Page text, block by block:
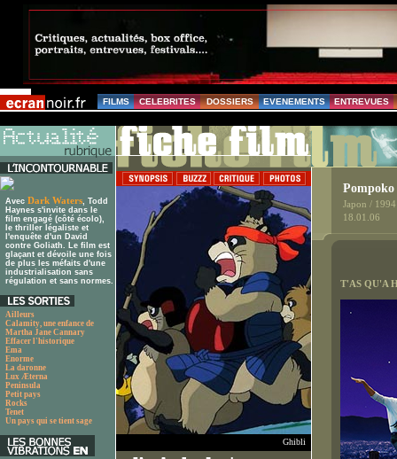
FILMS CELEBRITES DOSSIERS EVENEMENTS ENTREVUES
Avec Dark Waters, Todd
Haynes s'invite dans le
film engagé (côté écolo),
le thriller légaliste et
l'enquête d'un David
contre Goliath. Le film est
glaçant et dévoile une fois
de plus les méfaits d'une
industrialisation sans
régulation et sans normes.
Ailleurs
Calamity, une enfance de
Martha Jane Cannary
Effacer l'historique
Ema
Enorme
La daronne
Lux Æterna
Peninsula
Petit pays
Rocks
Tenet
Un pays qui se tient sage
Ghibli
Pompoko
Japon / 1994
18.01.06
T'AS QU'A